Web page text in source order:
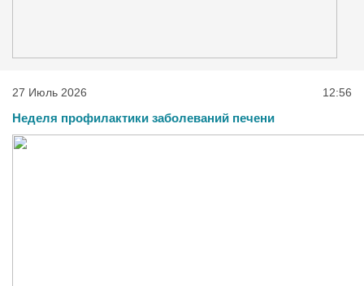
27 Июль 2026 12:56
Неделя профилактики заболеваний печени